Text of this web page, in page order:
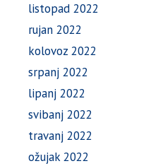
listopad 2022
rujan 2022
kolovoz 2022
srpanj 2022
lipanj 2022
svibanj 2022
travanj 2022
ožujak 2022